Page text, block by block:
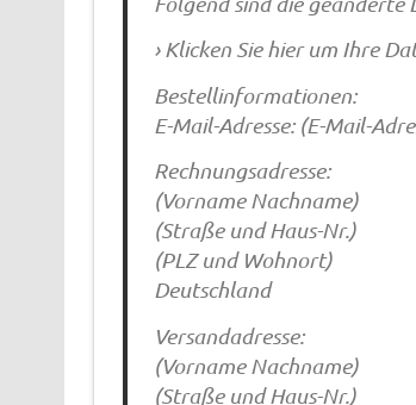
› Klicken Sie hier um Ihre
Bestellinformationen:
E-Mail-Adresse: (E-Mail-
Rechnungsadresse:
(Vorname Nachname)
(Straße und Haus-Nr.)
(PLZ und Wohnort)
Deutschland
Versandadresse:
(Vorname Nachname)
(Straße und Haus-Nr.)